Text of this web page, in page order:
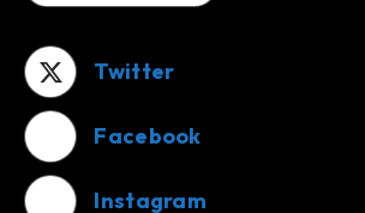
Twitter
Facebook
Instagram